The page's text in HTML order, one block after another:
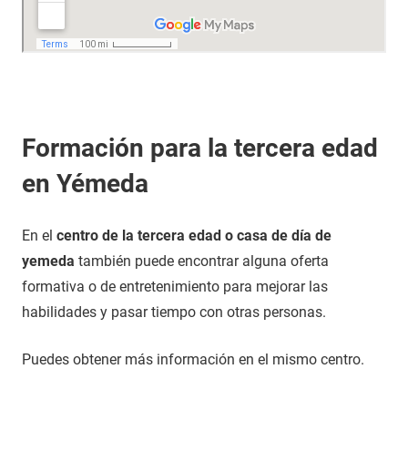
Formación para la tercera edad
en Yémeda
En el centro de la tercera edad o casa de día de
yemeda también puede encontrar alguna oferta
formativa o de entretenimiento para mejorar las
habilidades y pasar tiempo con otras personas.
Puedes obtener más información en el mismo centro.